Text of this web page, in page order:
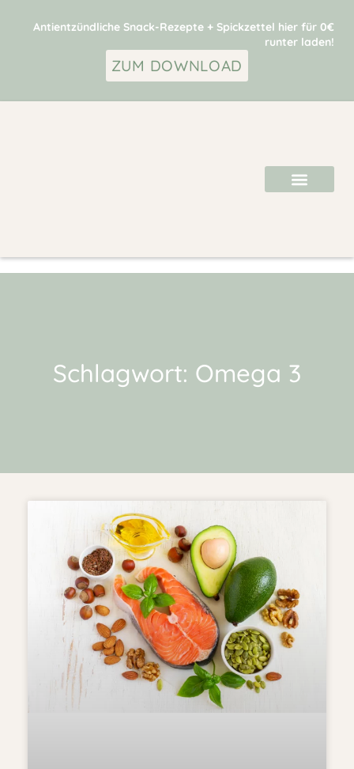
Antientzündliche Snack-Rezepte + Spickzettel hier für 0€
runter laden!
ZUM DOWNLOAD
Schlagwort: Omega 3